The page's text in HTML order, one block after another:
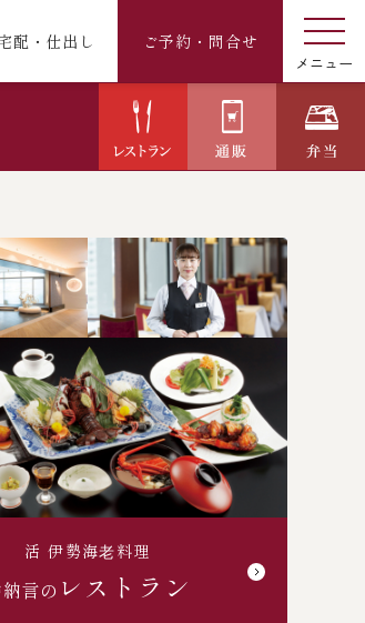
配・仕出し ご予約・問合せ
活 伊勢海⽼料理
言の レストラン